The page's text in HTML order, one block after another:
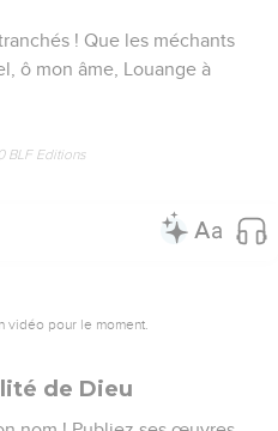
De son serment à
une poignée d’immigrants
de les opprimer Et, pour
me sont consacrés Et ne
prophètes ! »